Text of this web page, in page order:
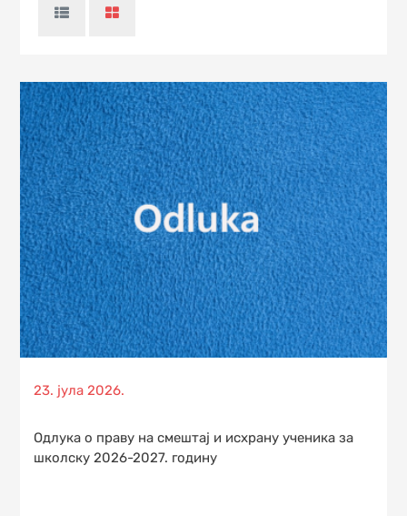
Posted
23. јула 2026.
Одлука о праву на смештај и исхрану ученика за
школску 2026-2027. годину